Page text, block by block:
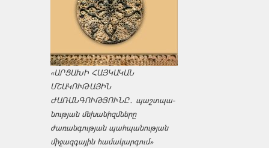
«ԱՐՑԱԽԻ ՀԱՅԿԱԿԱՆ
ՄՇԱԿՈՒԹԱՅԻՆ
ԺԱՌԱՆԳՈՒԹՅՈՒՆԸ․ պաշտպա­
նության մեխանիզմները
ժառանգության պահպանության
միջազ­գային համակարգում»